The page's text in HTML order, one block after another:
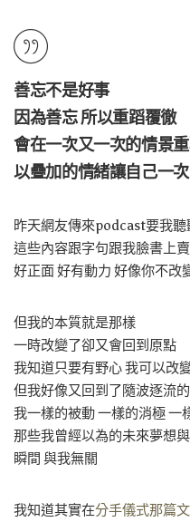
善忘不是好事
因為善忘 所以重蹈覆徹
會在一次又一次的情景
以疊加的情緒讓自己一
昨天網友傳來podcast要我聽
這些內容跟字句跟我臉書上
好正面 好有動力 好像你不改
但我的本質就是那樣
一時改變了卻又會回到原點
我知道只要有野心 我可以改
但我好像又回到了隨波逐流
我一樣的被動 一樣的消極 一
那些我曾經以為的未來夢想
瞬間 與我無關
我知道其實在分手儀式那篇